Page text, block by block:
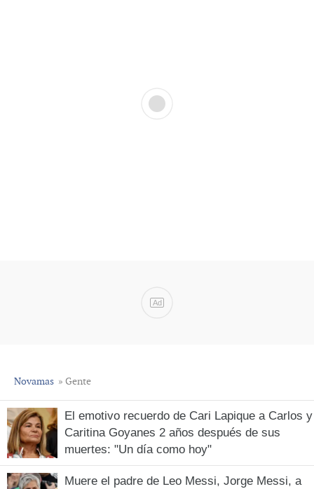
Ad
Novamas » Gente
El emotivo recuerdo de Cari Lapique a Carlos y
Caritina Goyanes 2 años después de sus
muertes: "Un día como hoy"
Muere el padre de Leo Messi, Jorge Messi, a